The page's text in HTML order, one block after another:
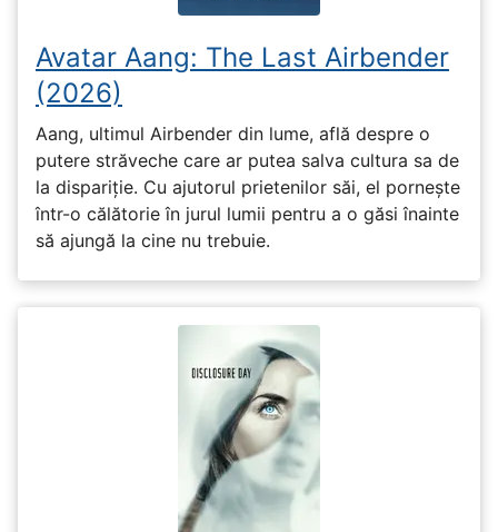
Avatar Aang: The Last Airbender
(2026)
Aang, ultimul Airbender din lume, află despre o
putere străveche care ar putea salva cultura sa de
la dispariție. Cu ajutorul prietenilor săi, el pornește
într-o călătorie în jurul lumii pentru a o găsi înainte
să ajungă la cine nu trebuie.